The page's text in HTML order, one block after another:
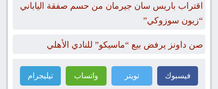
اقتراب باريس سان جيرمان من حسم صفقة الياباني
“زيون سوزوكي”
صن داونز يرفض بيع “ماسيكو” للنادي الأهلي
فيسبوك تويتر واتساب تيليجرام